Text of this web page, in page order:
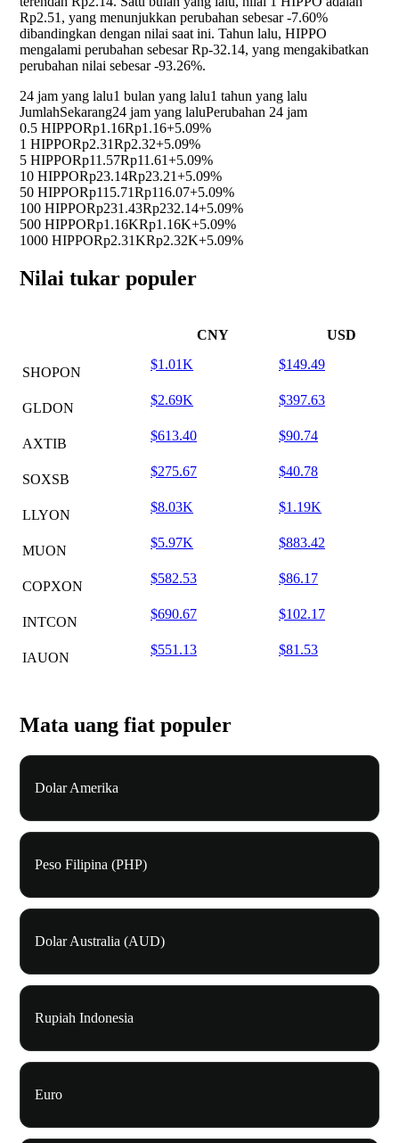
Rp2.51, yang menunjukkan perubahan sebesar-7.60%
dibandingkan dengan nilai saat ini. Tahun lalu, HIPPO
mengalami perubahan sebesar Rp-32.14, yang mengakibatkan
perubahan nilai sebesar-93.26%.
24 jam yang lalu1 bulan yang lalu1 tahun yang lalu
JumlahSekarang24 jam yang laluPerubahan 24 jam
0.5 HIPPORp1.16Rp1.16+5.09%
1 HIPPORp2.31Rp2.32+5.09%
5 HIPPORp11.57Rp11.61+5.09%
10 HIPPORp23.14Rp23.21+5.09%
50 HIPPORp115.71Rp116.07+5.09%
100 HIPPORp231.43Rp232.14+5.09%
500 HIPPORp1.16KRp1.16K+5.09%
1000 HIPPORp2.31KRp2.32K+5.09%
Nilai tukar populer
CNY USD
SHOPON
$1.01K $149.49
GLDON
$2.69K $397.63
AXTIB
$613.40 $90.74
SOXSB
$275.67 $40.78
LLYON
$8.03K $1.19K
MUON
$5.97K $883.42
COPXON
$582.53 $86.17
INTCON
$690.67 $102.17
IAUON
$551.13 $81.53
Mata uang fiat populer
Dolar Amerika
Peso Filipina (PHP)
Dolar Australia (AUD)
Rupiah Indonesia
Euro